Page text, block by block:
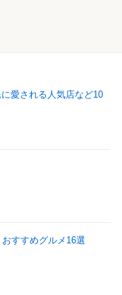
愛される人気店など10
すすめグルメ16選